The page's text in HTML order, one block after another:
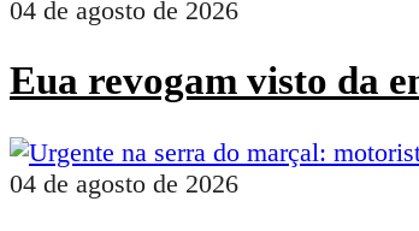
04 de agosto de 2026
Eua revogam visto da
04 de agosto de 2026